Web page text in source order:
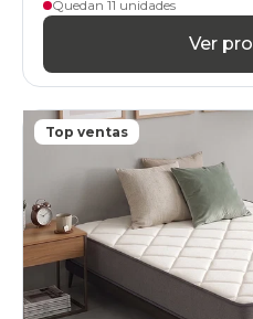
Quedan 11 unidades
Ver
Top ventas